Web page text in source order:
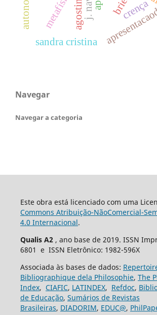
j. nav.
sandra cristina
crença
Navegar
Navegar a categoria
Este obra está licenciado com uma
Commons Atribuição-NãoComercial-
4.0 Internacional.
Qualis A2 , ano base de 2019. ISSN
6801 e ISSN Eletrônico: 1982-596X
Associada às bases de dados:
Bibliographique dela Philosophie, The
Index, CIAFIC, LATINDEX, Refdoc,
de Educação, Sumários de Revistas
Brasileiras, DIADORIM, EDUC@,